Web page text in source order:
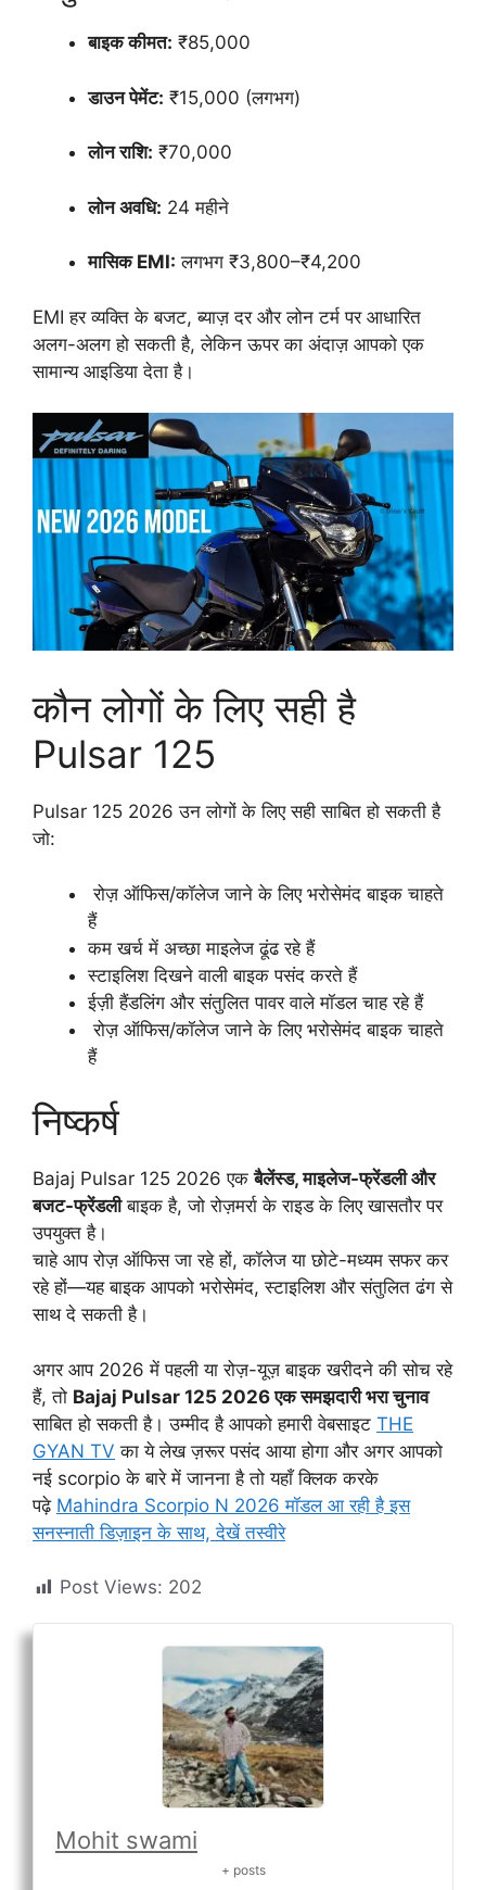
बाइक कीमत: ₹85,000
डाउन पेमेंट: ₹15,000 (लगभग)
लोन राशि: ₹70,000
लोन अवधि: 24 महीने
मासिक EMI: लगभग ₹3,800–₹4,200
EMI हर व्यक्ति के बजट, ब्याज़ दर और लोन टर्म पर आधारित
अलग-अलग हो सकती है, लेकिन ऊपर का अंदाज़ आपको एक
सामान्य आइडिया देता है।
कौन लोगों के लिए सही है
Pulsar 125
Pulsar 125 2026 उन लोगों के लिए सही साबित हो सकती है
जो:
रोज़ ऑफिस/कॉलेज जाने के लिए भरोसेमंद बाइक चाहते
हैं
कम खर्च में अच्छा माइलेज ढूंढ रहे हैं
स्टाइलिश दिखने वाली बाइक पसंद करते हैं
ईज़ी हैंडलिंग और संतुलित पावर वाले मॉडल चाह रहे हैं
रोज़ ऑफिस/कॉलेज जाने के लिए भरोसेमंद बाइक चाहते
हैं
निष्कर्ष
Bajaj Pulsar 125 2026 एकबैलेंस्ड, माइलेज-फ्रेंडली और
बजट-फ्रेंडलीबाइक है, जो रोज़मर्रा के राइड के लिए खासतौर पर
उपयुक्त है।
चाहे आप रोज़ ऑफिस जा रहे हों, कॉलेज या छोटे-मध्यम सफर कर
रहे हों—यह बाइक आपको भरोसेमंद, स्टाइलिश और संतुलित ढंग से
साथ दे सकती है।
अगर आप 2026 में पहली या रोज़-यूज़ बाइक खरीदने की सोच रहे
हैं, तो Bajaj Pulsar 125 2026 एक समझदारी भरा चुनाव
साबित हो सकती है। उम्मीद है आपको हमारी वेबसाइट THE
GYAN TV का ये लेख ज़रूर पसंद आया होगा और अगर आपको
नई scorpio के बारे में जानना है तो यहाँ क्लिक करके
पढ़े Mahindra Scorpio N 2026 मॉडल आ रही है इस
सनस्नाती डिज़ाइन के साथ, देखें तस्वीरे
Post Views: 202
Mohit swami
+ posts